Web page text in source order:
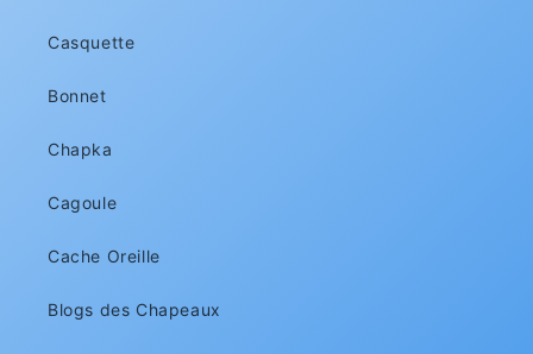
Casquette
Bonnet
Chapka
Cagoule
Cache Oreille
Blogs des Chapeaux